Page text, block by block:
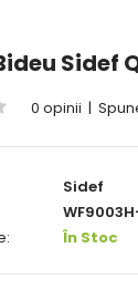
Sidef
0 opinii |
Sidef
În Stoc